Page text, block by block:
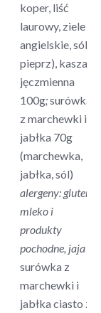
koper, liść
laurowy, ziele
angielskie, sól,
pieprz), kasza
jęczmienna
100g;surówka
z marchewki i
jabłka 70g
(marchewka,
jabłka, sól)
alergeny: gluten,
mleko i
produkty
pochodne, jaja
surówka z
marchewki i
jabłka ciasto z